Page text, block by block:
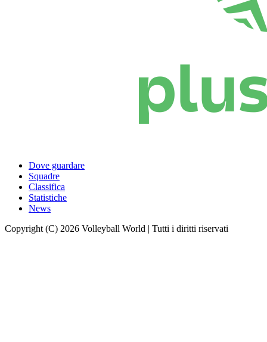
Dove guardare
Squadre
Classifica
Statistiche
News
Copyright (C) 2026 Volleyball World | Tutti i diritti riservati